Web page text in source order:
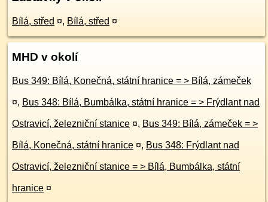
Bílá, střed ¤, Bílá, střed ¤
MHD v okolí
Bus 349: Bílá, Konečná, státní hranice = > Bílá, zámeček
¤, Bus 348: Bílá, Bumbálka, státní hranice = > Frýdlant nad
Ostravicí, železniční stanice ¤, Bus 349: Bílá, zámeček = >
Bílá, Konečná, státní hranice ¤, Bus 348: Frýdlant nad
Ostravicí, železniční stanice = > Bílá, Bumbálka, státní
hranice ¤